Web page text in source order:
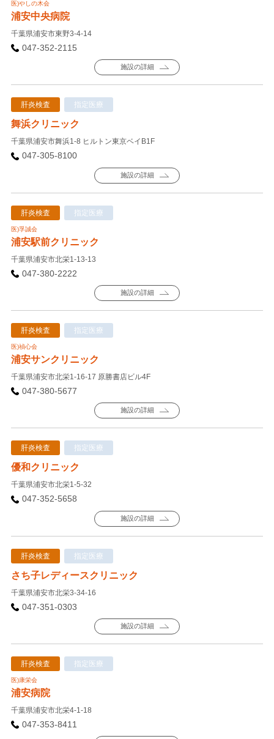
医)やしの木会
浦安中央病院
千葉県浦安市東野3-4-14
047-352-2115
施設の詳細
肝炎検査 指定医療
舞浜クリニック
千葉県浦安市舞浜1-8 ヒルトン東京ベイB1F
047-305-8100
施設の詳細
肝炎検査 指定医療
医)孚誠会
浦安駅前クリニック
千葉県浦安市北栄1-13-13
047-380-2222
施設の詳細
肝炎検査 指定医療
医)禎心会
浦安サンクリニック
千葉県浦安市北栄1-16-17 原勝書店ビル4F
047-380-5677
施設の詳細
肝炎検査 指定医療
優和クリニック
千葉県浦安市北栄1-5-32
047-352-5658
施設の詳細
肝炎検査 指定医療
さち子レディースクリニック
千葉県浦安市北栄3-34-16
047-351-0303
施設の詳細
肝炎検査 指定医療
医)康栄会
浦安病院
千葉県浦安市北栄4-1-18
047-353-8411